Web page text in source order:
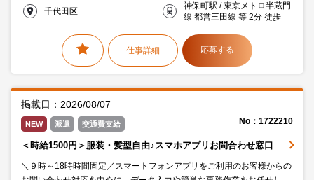
千代田区
神保町駅 / 東京メトロ半蔵門
線 都営三田線 等 2分 徒歩
仕事詳細 応募する
掲載日：2026/08/07
NEW 派遣 交通費支給 No：1722210
＜時給1500円＞服装・髪型自由♪スマホアプリお問合わせ窓口
＼９時～18時時間固定／スマートフォンアプリをご利用のお客様からの